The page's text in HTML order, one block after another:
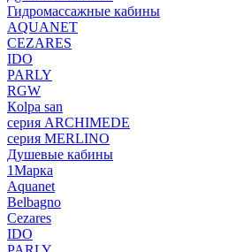
Гидромассажные кабины
AQUANET
CEZARES
IDO
PARLY
RGW
Кolpa san
серия ARCHIMEDE
серия MERLINO
Душевые кабины
1Марка
Aquanet
Belbagno
Cezares
IDO